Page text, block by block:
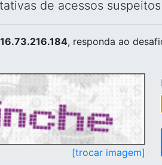
de acessos
, responda ao
[trocar imagem]